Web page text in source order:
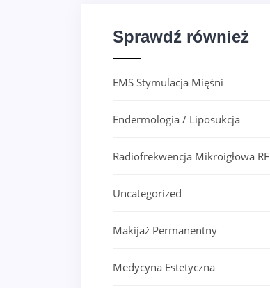
Sprawdź również
EMS Stymulacja Mięśni
Endermologia / Liposukcja
Radiofrekwencja Mikroigłowa RF
Uncategorized
Makijaż Permanentny
Medycyna Estetyczna